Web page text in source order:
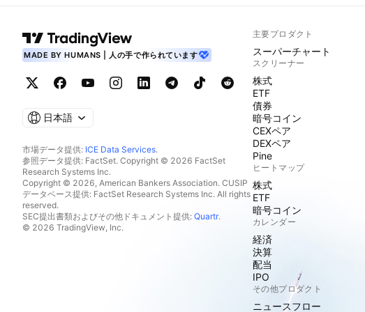
MADE BY HUMANS | 人の手で作られています
日本語
市場データ提供: ICE Data Services.
参照データ提供: FactSet. Copyright © 2026 FactSet
Research Systems Inc.
Copyright © 2026, American Bankers Association. CUSIP
データベース提供: FactSet Research Systems Inc. All rights
reserved.
SEC提出書類およびその他ドキュメント提供: Quartr.
© 2026 TradingView, Inc.
主要プロダクト
スーパーチャート
スクリーナー
株式
ETF
債券
暗号コイン
CEXペア
DEXペア
Pine
ヒートマップ
株式
ETF
暗号コイン
カレンダー
経済
決算
配当
IPO
その他プロダクト
ニュースフロー